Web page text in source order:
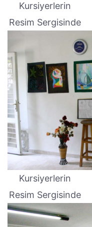
Kursiyerlerin
Resim Sergisinde
Kursiyerlerin
Resim Sergisinde